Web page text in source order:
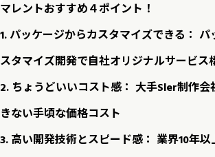
マレントおすすめ４ポイント！
1. パッケージからカスタマイズできる： パ
スタマイズ開発で自社オリジナルサービス
2. ちょうどいいコスト感： 大手Sler制作会
きない手頃な価格コスト
3. 高い開発技術とスピード感： 業界10年